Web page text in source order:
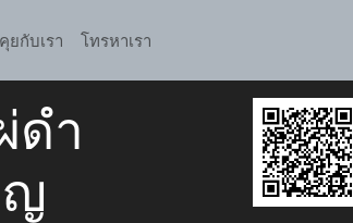
คุยกับเรา โทรหาเรา
ดำ